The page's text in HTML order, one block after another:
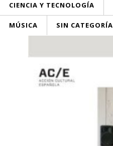
CIENCIA Y TECNOLOGÍA
MÚSICA SIN CATEGORÍA
Red AECID
Actividades
> Ir a Actividades
Participa